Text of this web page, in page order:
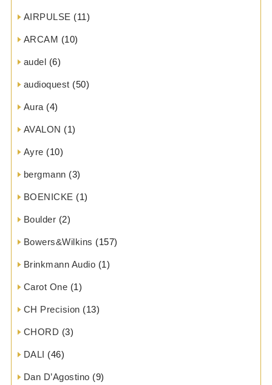
AIRPULSE (11)
ARCAM (10)
audel (6)
audioquest (50)
Aura (4)
AVALON (1)
Ayre (10)
bergmann (3)
BOENICKE (1)
Boulder (2)
Bowers&Wilkins (157)
Brinkmann Audio (1)
Carot One (1)
CH Precision (13)
CHORD (3)
DALI (46)
Dan D’Agostino (9)